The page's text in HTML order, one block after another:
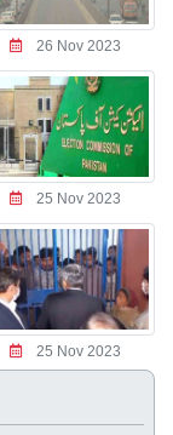
26 Nov 2023
25 Nov 2023
25 Nov 2023